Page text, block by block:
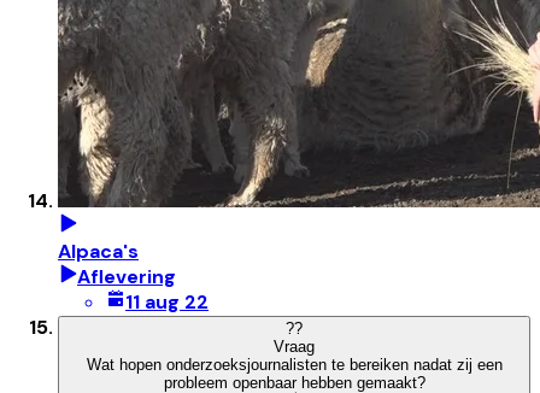
Alpaca's
Aflevering
11 aug 22
??
Vraag
Wat hopen onderzoeksjournalisten te bereiken nadat zij een
probleem openbaar hebben gemaakt?